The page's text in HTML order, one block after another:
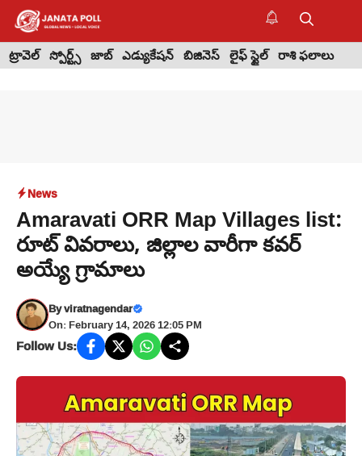
Skip
content
ట్రావెల్ స్పోర్ట్స్ జాబ్ ఎడ్యుకేషన్ బిజినెస్ లైఫ్ స్టైల్ రాశి ఫలాలు
News
Amaravati ORR Map Villages list:
రూట్ వివరాలు, జిల్లాల వారీగా కవర్
అయ్యే గ్రామాలు
Byviratnagendar
On: February 14, 2026 12:05 PM
Follow Us: